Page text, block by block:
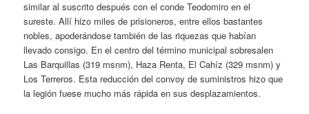
similar al suscrito después con el conde Teodomiro en el
sureste. Allí hizo miles de prisioneros, entre ellos bastantes
nobles, apoderándose también de las riquezas que habían
llevado consigo. En el centro del término municipal sobresalen
Las Barquillas (319 msnm), Haza Renta, El Cahíz (329 msnm) y
Los Terreros. Esta reducción del convoy de suministros hizo que
la legión fuese mucho más rápida en sus desplazamientos.